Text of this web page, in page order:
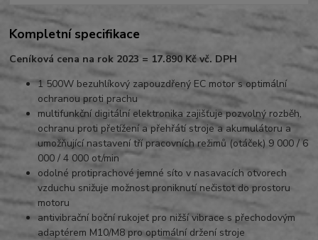
Kompletní specifikace
Ceníková cena na rok 2023 = 17.890 Kč vč. DPH
1 500W bezuhlíkový zapouzdřený EC motor s optimální
ochranou proti prachu
multifunkční digitální elektronika zajišťuje pozvolný rozběh,
ochranu proti přetížení a přehřátí stroje a akumulátoru a
umožňující nastavení tří pracovních režimů (otáček) 9 000 / 6
000 / 4 000 ot/min
odolné protiprachové jemné síto v nasavacích otvorech
vzduchu snižuje možnost proniknutí nečistot do prostoru
motoru
antivibrační boční rukojeť pro nižší vibrace s přechodovým
adaptérem M10/M8 pro optimální držení stroje